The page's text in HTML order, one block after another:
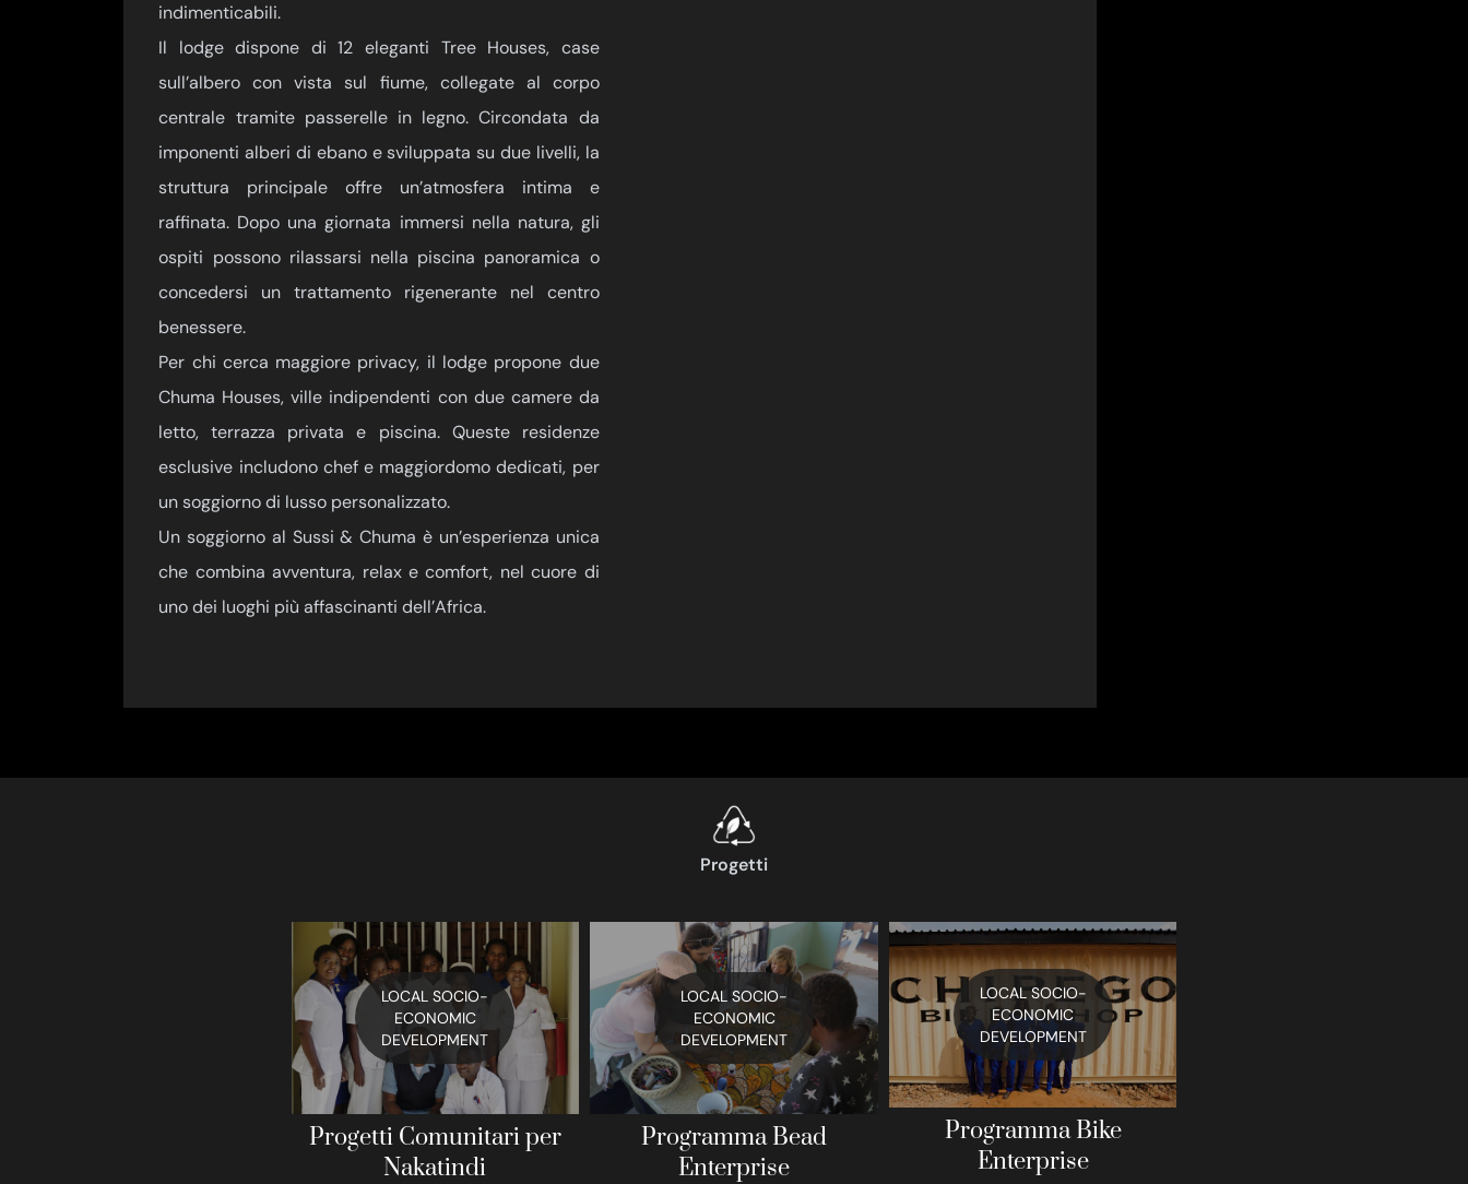
indimenticabili.
Il lodge dispone di 12 eleganti Tree Houses, case
sull’albero con vista sul fiume, collegate al corpo
centrale tramite passerelle in legno. Circondata da
imponenti alberi di ebano e sviluppata su due livelli, la
struttura principale offre un’atmosfera intima e
raffinata. Dopo una giornata immersi nella natura, gli
ospiti possono rilassarsi nella piscina panoramica o
concedersi un trattamento rigenerante nel centro
benessere.
Per chi cerca maggiore privacy, il lodge propone due
Chuma Houses, ville indipendenti con due camere da
letto, terrazza privata e piscina. Queste residenze
esclusive includono chef e maggiordomo dedicati, per
un soggiorno di lusso personalizzato.
Un soggiorno al Sussi & Chuma è un’esperienza unica
che combina avventura, relax e comfort, nel cuore di
uno dei luoghi più affascinanti dell’Africa.
Progetti
LOCAL SOCIO-
ECONOMIC
DEVELOPMENT
Progetti Comunitari per
Nakatindi
LOCAL SOCIO-
ECONOMIC
DEVELOPMENT
Programma Bead
Enterprise
LOCAL SOCIO-
ECONOMIC
DEVELOPMENT
Programma Bike
Enterprise